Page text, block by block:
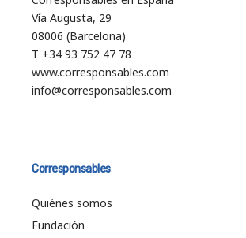
Vía Augusta, 29
08006 (Barcelona)
T +34 93 752 47 78
www.corresponsables.com
info@corresponsables.com
Corresponsables
Quiénes somos
Fundación